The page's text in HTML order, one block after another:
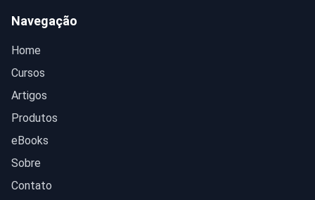
Navegação
Home
Cursos
Artigos
Produtos
eBooks
Sobre
Contato